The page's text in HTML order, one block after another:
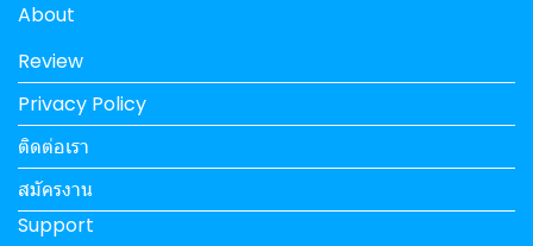
About
Review
Privacy Policy
ติดต่อเรา
สมัครงาน
Support